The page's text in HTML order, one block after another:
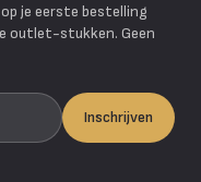
je eerste bestelling
outlet-stukken. Geen
Inschrijven